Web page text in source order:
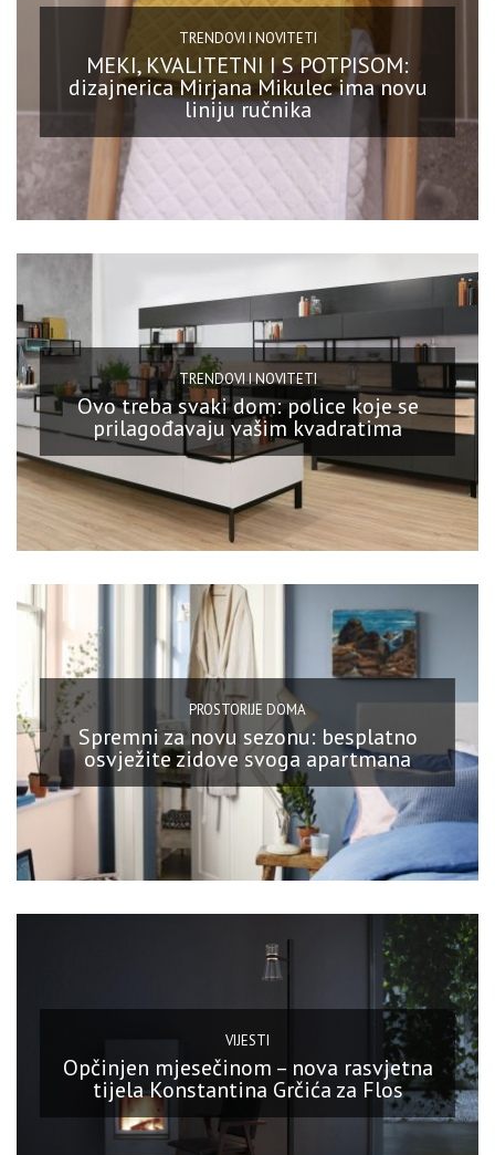
TRENDOVI I NOVITETI
MEKI, KVALITETNI I S POTPISOM:
dizajnerica Mirjana Mikulec ima novu
liniju ručnika
TRENDOVI I NOVITETI
Ovo treba svaki dom: police koje se
prilagođavaju vašim kvadratima
PROSTORIJE DOMA
Spremni za novu sezonu: besplatno
osvježite zidove svoga apartmana
VIJESTI
Opčinjen mjesečinom – nova rasvjetna
tijela Konstantina Grčića za Flos